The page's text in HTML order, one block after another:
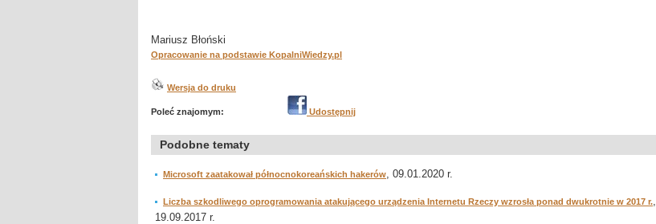
Mariusz Błoński
Opracowanie na podstawie KopalniWiedzy.pl
Wersja do druku
Poleć znajomym: Udostępnij
Podobne tematy
Microsoft zaatakował północnokoreańskich hakerów, 09.01.2020 r.
Liczba szkodliwego oprogramowania atakującego urządzenia Internetu Rzeczy wzrosła ponad dwukrotnie w 2017 r.,
19.09.2017 r.